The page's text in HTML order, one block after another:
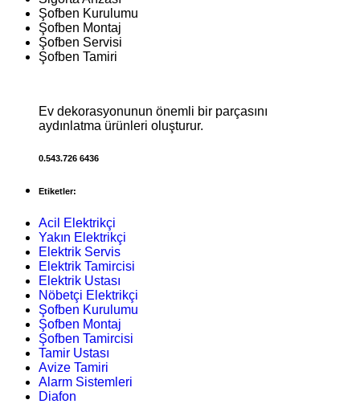
Şofben Kurulumu
Şofben Montaj
Şofben Servisi
Şofben Tamiri
Ev dekorasyonunun önemli bir parçasını
aydınlatma ürünleri oluşturur.
0.543.726 6436
Etiketler:
Acil Elektrikçi
Yakın Elektrikçi
Elektrik Servis
Elektrik Tamircisi
Elektrik Ustası
Nöbetçi Elektrikçi
Şofben Kurulumu
Şofben Montaj
Şofben Tamircisi
Tamir Ustası
Avize Tamiri
Alarm Sistemleri
Diafon